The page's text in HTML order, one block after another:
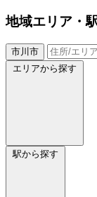
地域エリア・
市川市
エリアから探す
駅から探す